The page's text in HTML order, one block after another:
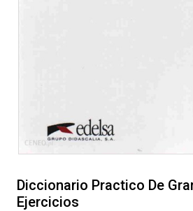
Diccionario Practico De
Ejercicios